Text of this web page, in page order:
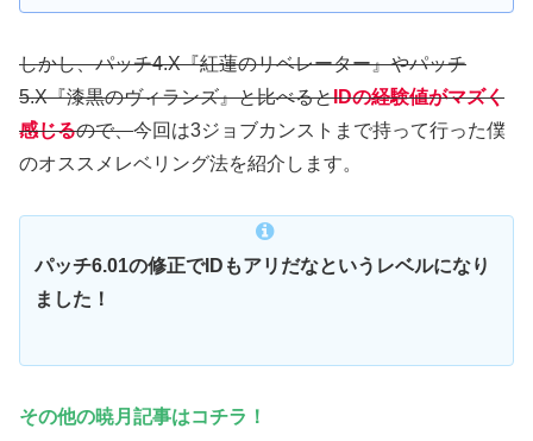
しかし、パッチ4.X『紅蓮のリベレーター』やパッチ
5.X『漆黒のヴィランズ』と比べるとIDの経験値がマズく
感じるので、今回は3ジョブカンストまで持って行った僕
のオススメレベリング法を紹介します。
パッチ6.01の修正でIDもアリだなというレベルになり
ました！
その他の暁月記事はコチラ！